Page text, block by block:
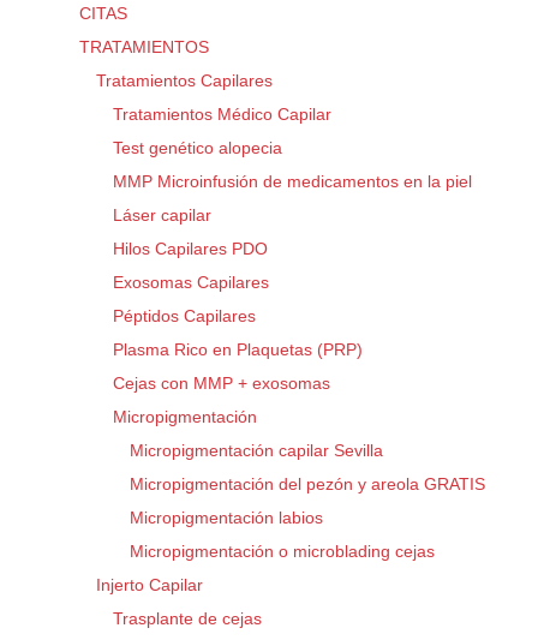
CITAS
TRATAMIENTOS
Tratamientos Capilares
Tratamientos Médico Capilar
Test genético alopecia
MMP Microinfusión de medicamentos en la piel
Láser capilar
Hilos Capilares PDO
Exosomas Capilares
Péptidos Capilares
Plasma Rico en Plaquetas (PRP)
Cejas con MMP + exosomas
Micropigmentación
Micropigmentación capilar Sevilla
Micropigmentación del pezón y areola GRATIS
Micropigmentación labios
Micropigmentación o microblading cejas
Injerto Capilar
Trasplante de cejas